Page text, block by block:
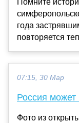
Помните
года
повторяется
07:15, 30 Мар
Россия
Фото из